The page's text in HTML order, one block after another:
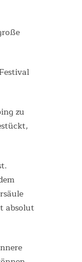
zu
absolut